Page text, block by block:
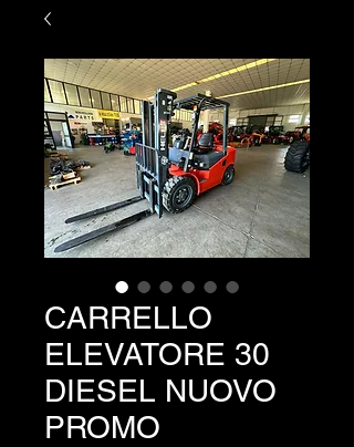
CARRELLO
ELEVATORE 30
DIESEL NUOVO
PROMO